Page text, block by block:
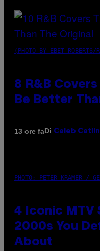
(PHOTO BY EBET ROBERTS/
8 R&B
Be Better
13 ore faDi Caleb Catlin
PHOTO: PETER KRAMER /
4 Iconic MTV
2000s You
About